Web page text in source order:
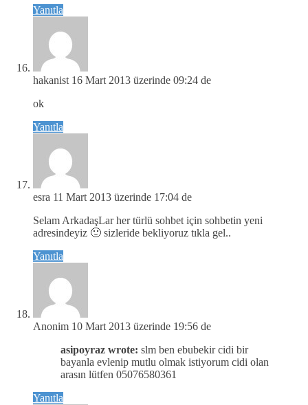
Yanıtla
hakanist 16 Mart 2013 üzerinde 09:24 de
ok
Yanıtla
esra 11 Mart 2013 üzerinde 17:04 de
Selam ArkadaşLar her türlü sohbet için sohbetin yeni
adresindeyiz 🙂 sizleride bekliyoruz tıkla gel..
Yanıtla
Anonim 10 Mart 2013 üzerinde 19:56 de
asipoyraz wrote: slm ben ebubekir cidi bir
bayanla evlenip mutlu olmak istiyorum cidi olan
arasın lütfen 05076580361
Yanıtla